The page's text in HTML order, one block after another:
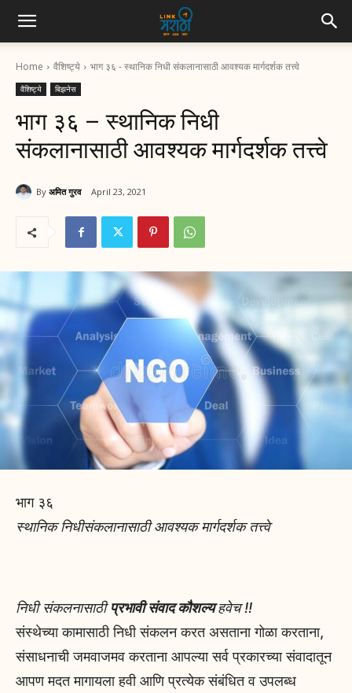
Home वैशिष्ट्ये भाग ३६ - स्थानिक निधी संकलानासाठी आवश्यक मार्गदर्शक तत्त्वे
वैशिष्ट्ये बिझनेस
भाग ३६ – स्थानिक निधी
संकलानासाठी आवश्यक मार्गदर्शक तत्त्वे
By अमित गुरव April 23, 2021
भाग ३६
स्थानिक निधीसंकलानासाठी आवश्यक मार्गदर्शक तत्त्वे
निधी संकलनासाठीप्रभावी संवाद कौशल्यहवेच !!
संस्थेच्या कामासाठी निधी संकलन करत असताना गोळा करताना,
संसाधनाची जमवाजमव करताना आपल्या सर्व प्रकारच्या संवादातून
आपण मदत मागायला हवी आणि प्रत्येक संबंधित व उपलब्ध